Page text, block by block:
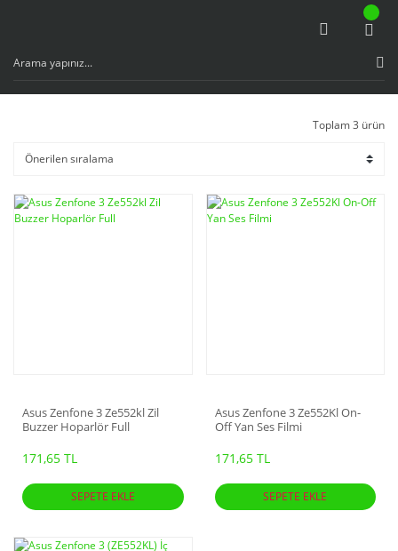
Toplam 3 ürün
Asus Zenfone 3 Ze552kl Zil
Buzzer Hoparlör Full
171,65 TL
SEPETE EKLE
Asus Zenfone 3 Ze552Kl On-
Off Yan Ses Filmi
171,65 TL
SEPETE EKLE